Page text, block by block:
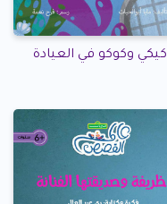
كيكي وكوكو في العيادة